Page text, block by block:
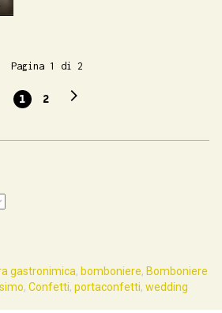
Pagina 1 di 2
1 2
gastronimica, bomboniere, Bomboniere
, Confetti, portaconfetti, wedding